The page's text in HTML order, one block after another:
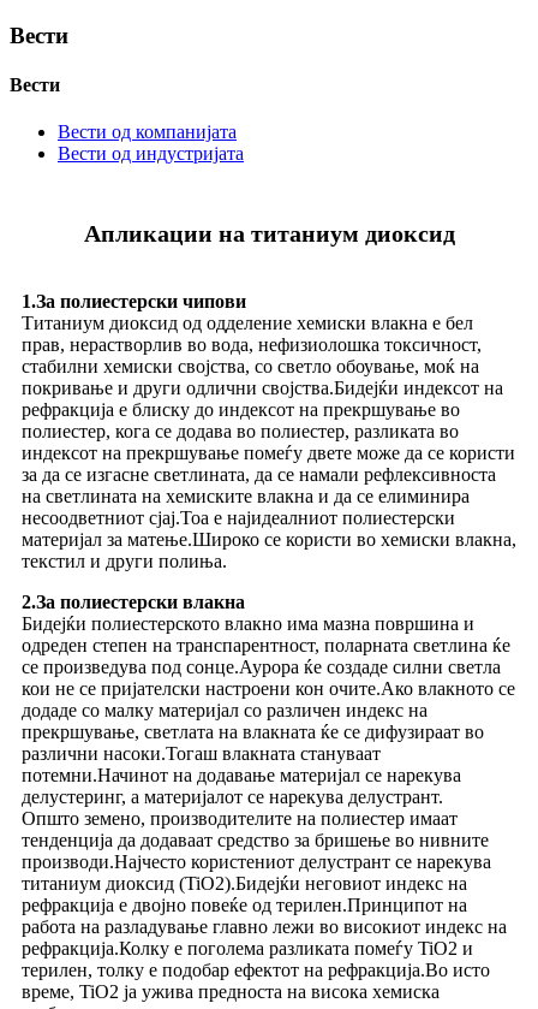
Вести
Вести
Вести од компанијата
Вести од индустријата
Апликации на титаниум диоксид
1.За полиестерски чипови
Титаниум диоксид од одделение хемиски влакна е бел
прав, нерастворлив во вода, нефизиолошка токсичност,
стабилни хемиски својства, со светло обоување, моќ на
покривање и други одлични својства.Бидејќи индексот на
рефракција е блиску до индексот на прекршување во
полиестер, кога се додава во полиестер, разликата во
индексот на прекршување помеѓу двете може да се користи
за да се изгасне светлината, да се намали рефлексивноста
на светлината на хемиските влакна и да се елиминира
несоодветниот сјај.Тоа е најидеалниот полиестерски
материјал за матење.Широко се користи во хемиски влакна,
текстил и други полиња.
2.За полиестерски влакна
Бидејќи полиестерското влакно има мазна површина и
одреден степен на транспарентност, поларната светлина ќе
се произведува под сонце.Аурора ќе создаде силни светла
кои не се пријателски настроени кон очите.Ако влакното се
додаде со малку материјал со различен индекс на
прекршување, светлата на влакната ќе се дифузираат во
различни насоки.Тогаш влакната стануваат
потемни.Начинот на додавање материјал се нарекува
делустеринг, а материјалот се нарекува делустрант.
Општо земено, производителите на полиестер имаат
тенденција да додаваат средство за бришење во нивните
производи.Најчесто користениот делустрант се нарекува
титаниум диоксид (TiO2).Бидејќи неговиот индекс на
рефракција е двојно повеќе од терилен.Принципот на
работа на разладување главно лежи во високиот индекс на
рефракција.Колку е поголема разликата помеѓу TiO2 и
терилен, толку е подобар ефектот на рефракција.Во исто
време, TiO2 ја ужива предноста на висока хемиска